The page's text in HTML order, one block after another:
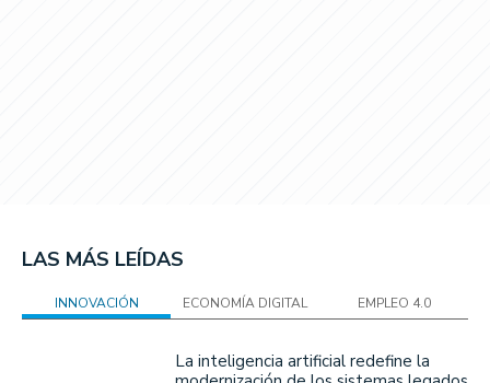
LAS MÁS LEÍDAS
INNOVACIÓN ECONOMÍA DIGITAL EMPLEO 4.0
La inteligencia artificial redefine la